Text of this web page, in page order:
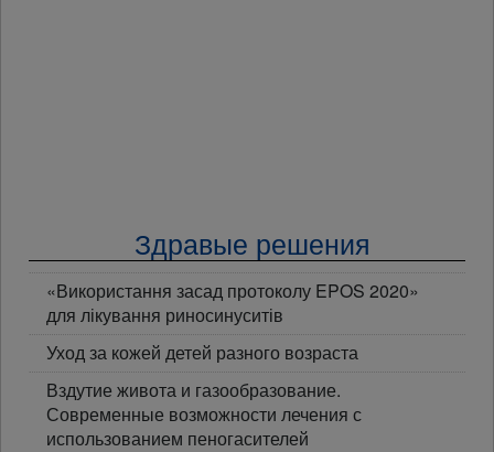
Здравые решения
«Використання засад протоколу EPOS 2020»
для лікування риносинуситів
Уход за кожей детей разного возраста
Вздутие живота и газообразование.
Современные возможности лечения с
использованием пеногасителей